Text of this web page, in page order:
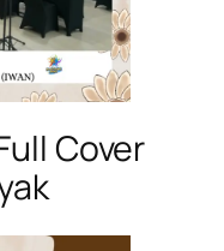
Cover